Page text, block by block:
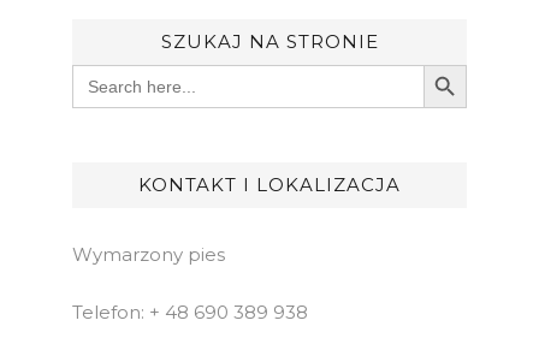
SZUKAJ NA STRONIE
Search
for:
Search Button
KONTAKT I LOKALIZACJA
Wymarzony pies
Telefon: + 48 690 389 938